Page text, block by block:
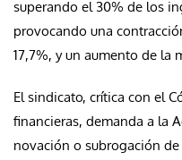
superando el 30% de los
provocando una
17,7%, y un aumento de la
El sindicato, crítica con el
financieras, demanda a la
novación o subrogación